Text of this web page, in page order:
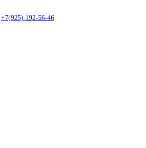
+7(925) 192-56-46